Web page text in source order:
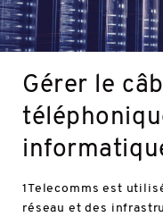
Gérer le
1Telecomms est
réseau et des